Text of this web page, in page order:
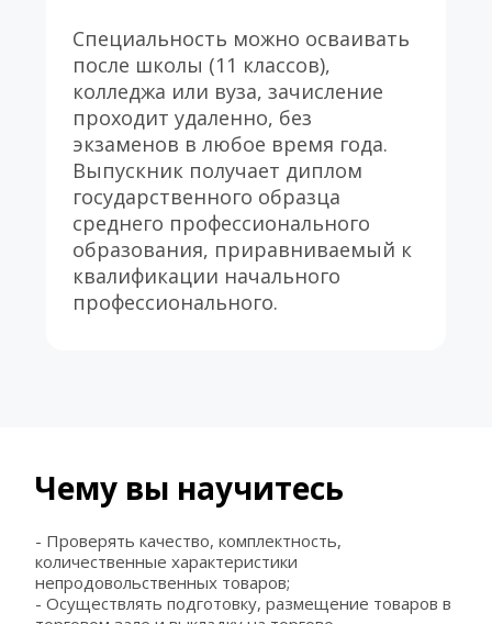
Специальность можно осваивать
после школы (11 классов),
колледжа или вуза, зачисление
проходит удаленно, без
экзаменов в любое время года.
Выпускник получает диплом
государственного образца
среднего профессионального
образования, приравниваемый к
квалификации начального
профессионального.
Чему вы научитесь
- Проверять качество, комплектность,
количественные характеристики
непродовольственных товаров;
- Осуществлять подготовку, размещение товаров в